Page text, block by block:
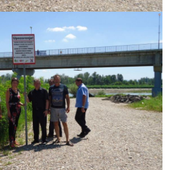
У МЈЕСНИМ ЗАЈЕДНИЦАМА НА
ГРАДА БИЈЕЉИНА
за предузетника - Гојко
27. јула пријем захтјева за новчану
за набавку школског прибора
захтјева за регресирано
доступни од 13. марта до 15.